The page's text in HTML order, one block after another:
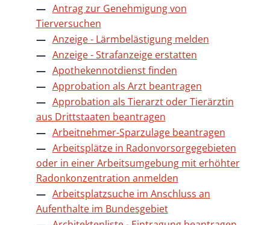
Antrag zur Genehmigung von
Tierversuchen
Anzeige - Lärmbelästigung melden
Anzeige - Strafanzeige erstatten
Apothekennotdienst finden
Approbation als Arzt beantragen
Approbation als Tierarzt oder Tierärztin
aus Drittstaaten beantragen
Arbeitnehmer-Sparzulage beantragen
Arbeitsplätze in Radonvorsorgegebieten
oder in einer Arbeitsumgebung mit erhöhter
Radonkonzentration anmelden
Arbeitsplatzsuche im Anschluss an
Aufenthalte im Bundesgebiet